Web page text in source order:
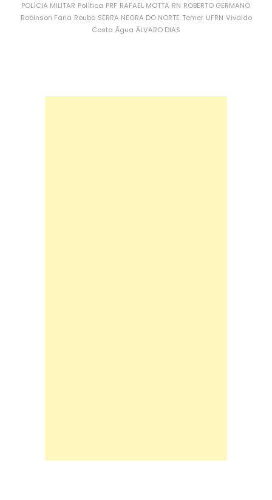
POLÍCIA MILITAR Política PRF RAFAEL MOTTA RN ROBERTO GERMANO
Robinson Faria Roubo SERRA NEGRA DO NORTE Temer UFRN Vivaldo
Costa Água ÁLVARO DIAS